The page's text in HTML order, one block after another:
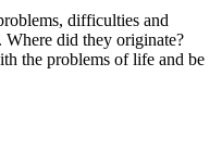
difficulties and
Where did they originate?
the problems of life and be